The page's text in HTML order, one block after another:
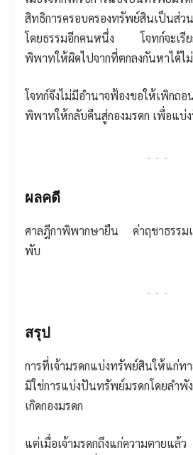
สิทธิการครอบครองทรัพย์สินเป็นส่
โดยธรรมอีกคนหนึ่ง โจทก์จะเรีย
พิพาทให้ผิดไปจากที่ตกลงกันหาได้ไม่
โจทก์จึงไม่มีอำนาจฟ้องขอให้เพิกถ
พิพาทให้กลับคืนสู่กองมรดก เพื่อแบ่
---
ผลคดี
ศาลฎีกาพิพากษายืน ค่าฤชาธรรม
พับ
---
สรุป
การที่เจ้ามรดกแบ่งทรัพย์สินให้แก่
มิใช่การแบ่งปันทรัพย์มรดกโดยลำ
เกิดกองมรดก
แต่เมื่อเจ้ามรดกถึงแก่ความตายแ